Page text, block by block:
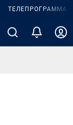
ТЕЛЕПРОГРАММА